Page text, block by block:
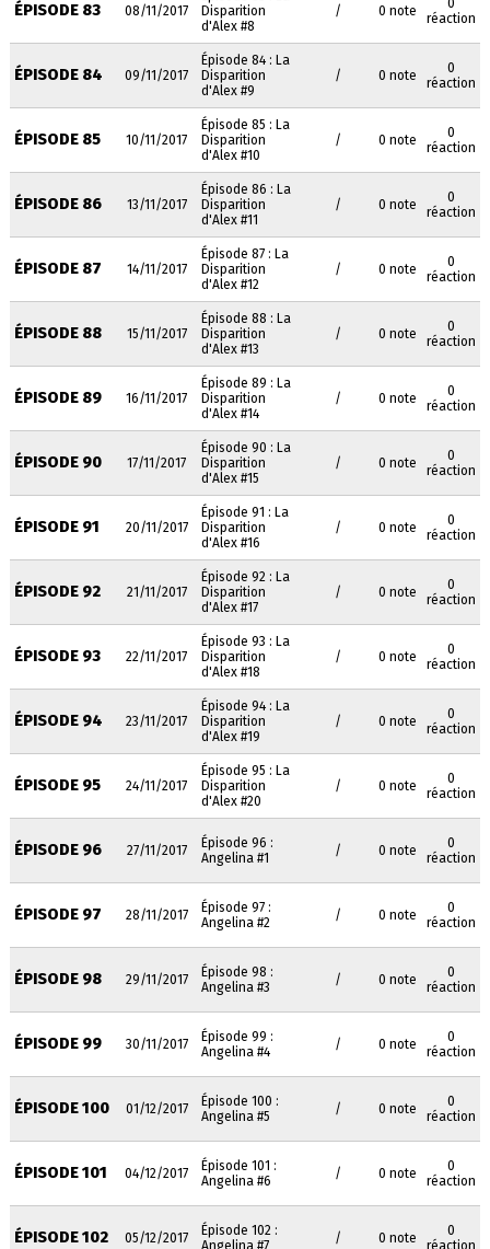
ÉPISODE 83 08/11/2017
Disparition
d'Alex #8
/ 0 note
0
réaction
ÉPISODE 84 09/11/2017
Épisode 84 : La
Disparition
d'Alex #9
/ 0 note
0
réaction
ÉPISODE 85 10/11/2017
Épisode 85 : La
Disparition
d'Alex #10
/ 0 note
0
réaction
ÉPISODE 86 13/11/2017
Épisode 86 : La
Disparition
d'Alex #11
/ 0 note
0
réaction
ÉPISODE 87 14/11/2017
Épisode 87 : La
Disparition
d'Alex #12
/ 0 note
0
réaction
ÉPISODE 88 15/11/2017
Épisode 88 : La
Disparition
d'Alex #13
/ 0 note
0
réaction
ÉPISODE 89 16/11/2017
Épisode 89 : La
Disparition
d'Alex #14
/ 0 note
0
réaction
ÉPISODE 90 17/11/2017
Épisode 90 : La
Disparition
d'Alex #15
/ 0 note
0
réaction
ÉPISODE 91 20/11/2017
Épisode 91 : La
Disparition
d'Alex #16
/ 0 note
0
réaction
ÉPISODE 92 21/11/2017
Épisode 92 : La
Disparition
d'Alex #17
/ 0 note
0
réaction
ÉPISODE 93 22/11/2017
Épisode 93 : La
Disparition
d'Alex #18
/ 0 note
0
réaction
ÉPISODE 94 23/11/2017
Épisode 94 : La
Disparition
d'Alex #19
/ 0 note
0
réaction
ÉPISODE 95 24/11/2017
Épisode 95 : La
Disparition
d'Alex #20
/ 0 note
0
réaction
ÉPISODE 96 27/11/2017
Épisode 96 :
Angelina #1
/ 0 note
0
réaction
ÉPISODE 97 28/11/2017
Épisode 97 :
Angelina #2
/ 0 note
0
réaction
ÉPISODE 98 29/11/2017
Épisode 98 :
Angelina #3
/ 0 note
0
réaction
ÉPISODE 99 30/11/2017
Épisode 99 :
Angelina #4
/ 0 note
0
réaction
ÉPISODE 100 01/12/2017
Épisode 100 :
Angelina #5
/ 0 note
0
réaction
ÉPISODE 101 04/12/2017
Épisode 101 :
Angelina #6
/ 0 note
0
réaction
ÉPISODE 102 05/12/2017
Épisode 102 :
Angelina #7
/ 0 note
0
réaction